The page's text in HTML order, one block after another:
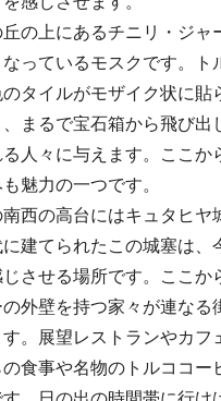
の上にあるチニリ・ジャ
っているモスクです。ト
タイルがモザイク状に貼
まるで宝石箱から飛び出
人々に与えます。ここか
魅力の一つです。
西の高台にはキュタヒヤ
に建てられたこの城塞は、
じさせる場所です。ここか
外壁を持つ家々が連なる
。展望レストランやカフ
食事や名物のトルココー